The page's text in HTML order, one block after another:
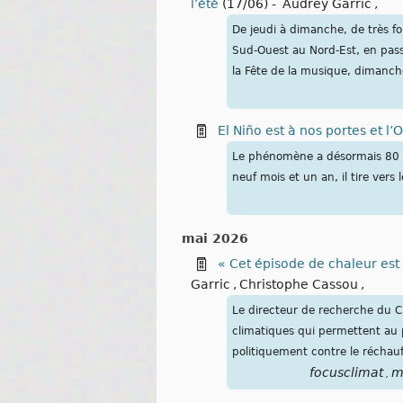
l’été (17/06) - Audrey Garric ,
De jeudi à dimanche, de très
Sud-Ouest au Nord-Est, en
la Fête de la musique,
El Niño est à nos portes et
Le phénomène a désormais
neuf mois et un an, il tire vers
mai 2026
« Cet épisode de chaleur
Garric , Christophe Cassou ,
Le directeur de recherche du
climatiques qui permettent au
politiquement contre le
focusclimat